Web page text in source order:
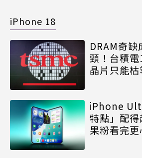
iPhone 18
DRAM奇
頸！台積
晶片只能枯
iPhone
特點」配
果粉看完更